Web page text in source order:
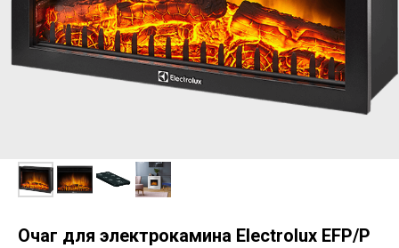
Очаг для электрокамина Electrolux EFP/P